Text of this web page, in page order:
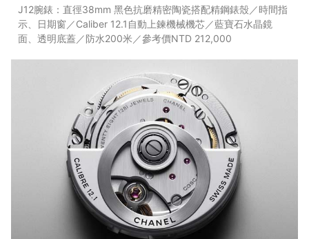
J12腕錶：直徑38mm 黑色抗磨精密陶瓷搭配精鋼錶殼／時間指
示、日期窗／Caliber 12.1自動上鍊機械機芯／藍寶石水晶鏡
面、透明底蓋／防水200米／參考價NTD 212,000